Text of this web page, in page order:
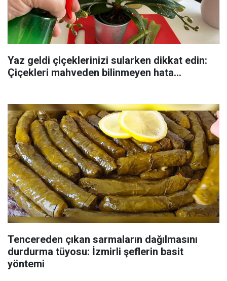
Yaz geldi çiçeklerinizi sularken dikkat edin:
Çiçekleri mahveden bilinmeyen hata...
Tencereden çıkan sarmaların dağılmasını
durdurma tüyosu: İzmirli şeflerin basit
yöntemi